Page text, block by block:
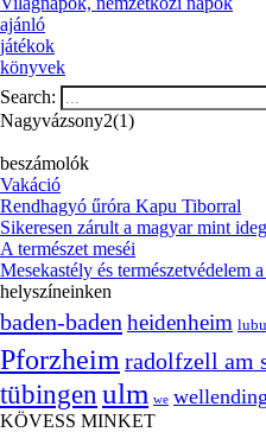
ajánló
játékok
könyvek
Search:
Nagyvázsony2(1)
beszámolók
Vakáció
Rendhagyó űróra Kapu Tiborral
Sikeresen zárult a magyar mint
A természet meséi
Mesekastély és természetvédelem
helyszíneinken
baden-baden heidenheim lubu
Pforzheim radolfzell am
tübingen ulm we
KÖVESS MINKET